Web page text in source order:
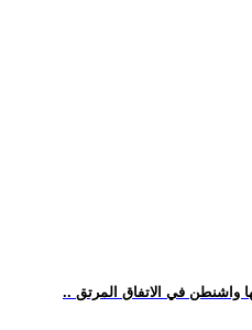
واشنطن في الاتفاق المرتق